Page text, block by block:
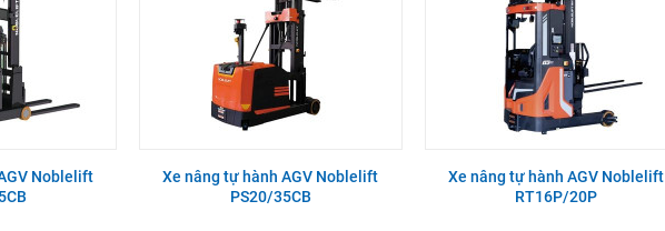
Noblelift
Xe nâng tự hành AGV Noblelift
PS20/35CB
Xe nâng tự hành AGV Noblelift
RT16P/20P